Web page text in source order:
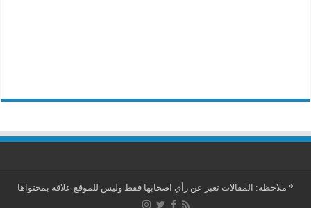
* ملاحظة: المقالات تعبر عن رأي اصحابها فقط وليس للموقع علاقة بمحتواها